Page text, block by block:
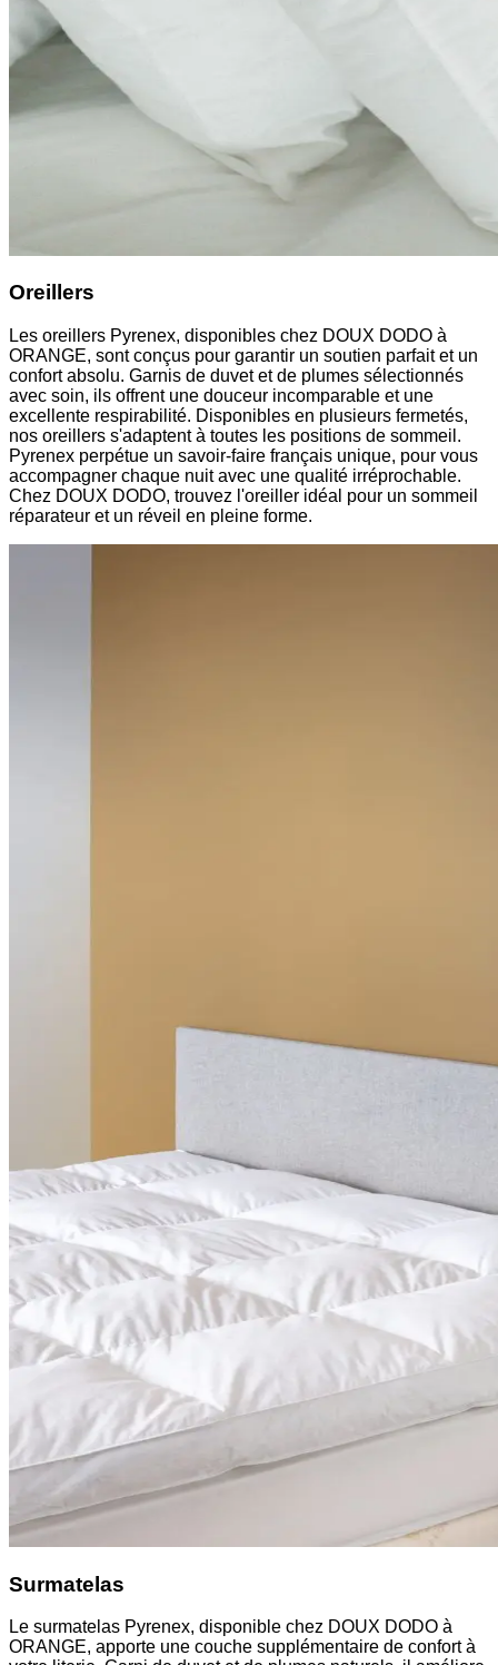
Oreillers
Les oreillers Pyrenex, disponibles chez DOUX DODO à
ORANGE, sont conçus pour garantir un soutien parfait et un
confort absolu. Garnis de duvet et de plumes sélectionnés
avec soin, ils offrent une douceur incomparable et une
excellente respirabilité. Disponibles en plusieurs fermetés,
nos oreillers s'adaptent à toutes les positions de sommeil.
Pyrenex perpétue un savoir-faire français unique, pour vous
accompagner chaque nuit avec une qualité irréprochable.
Chez DOUX DODO, trouvez l'oreiller idéal pour un sommeil
réparateur et un réveil en pleine forme.
Surmatelas
Le surmatelas Pyrenex, disponible chez DOUX DODO à
ORANGE, apporte une couche supplémentaire de confort à